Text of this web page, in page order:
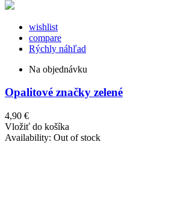
wishlist
compare
Rýchly náhľad
Na objednávku
Opalitové značky zelené
4,90 €
Vložiť do košíka
Availability: Out of stock